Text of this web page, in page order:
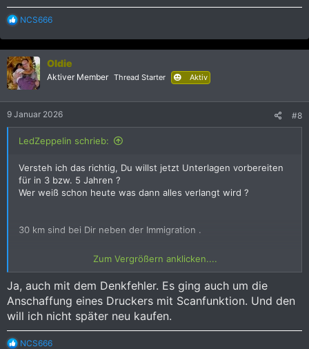
R
a
k
t
i
o
n
:
NCS666
Oldie
Aktiver Member Thread Starter Aktiv
9 Januar 2026 #8
LedZeppelin schrieb:
Versteh ich das richtig, Du willst jetzt Unterlagen vorbereiten
für in 3 bzw. 5 Jahren ?
Wer weiß schon heute was dann alles verlangt wird ?
30 km sind bei Dir neben der Immigration .
Vielleicht hab ich ja einen Denkfehler.
Zum Vergrößern anklicken....
Ja, auch mit dem Denkfehler. Es ging auch um die
Anschaffung eines Druckers mit Scanfunktion. Und den
will ich nicht später neu kaufen.
R
NCS666